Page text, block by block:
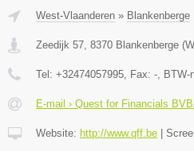
West-Vlaanderen » Blankenberge
Zeedijk 57, 8370 Blankenberge (
Tel: +32474057995, Fax: -, BTW-
E-mail › Quest for Financials
Website: http://www.qff.be